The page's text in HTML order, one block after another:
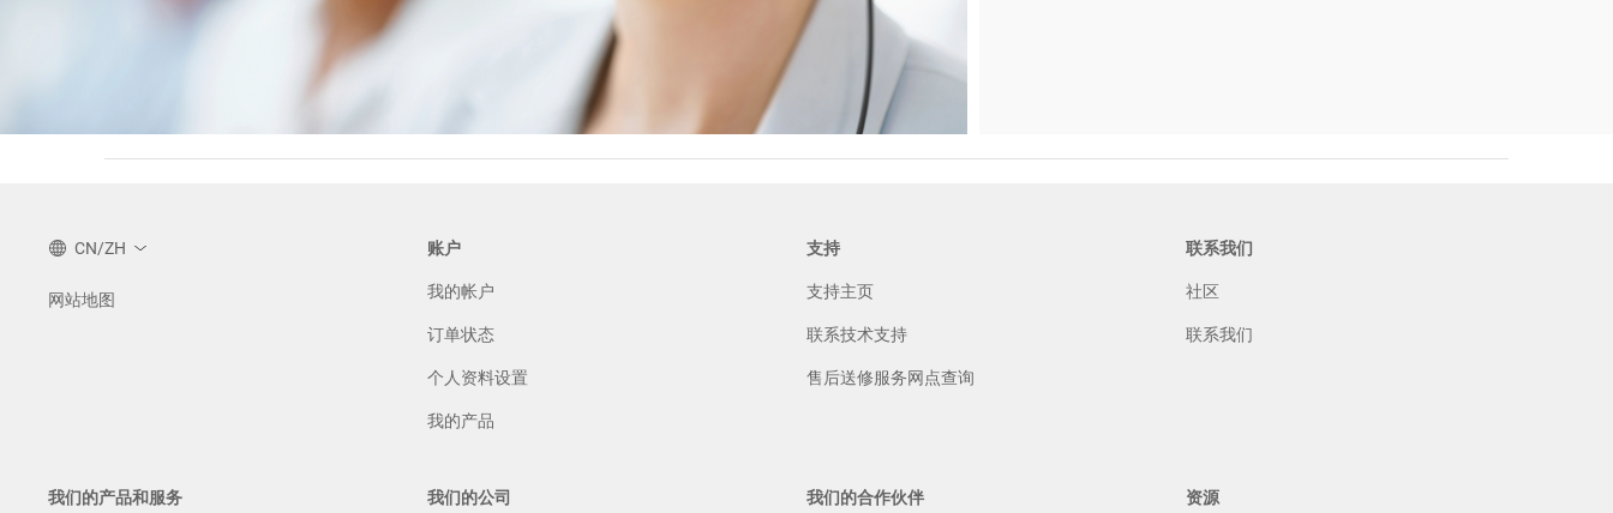
CN/ZH
网站地图
账户
我的帐户
订单状态
个人资料设置
我的产品
支持
支持主页
联系技术支持
售后送修服务网点查询
联系我们
社区
联系我们
我们的产品和服务 我们的公司 我们的合作伙伴 资源